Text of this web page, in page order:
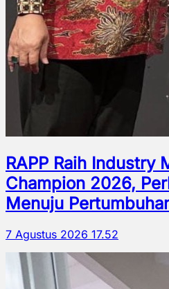
RAPP Raih Industry
Champion 2026,
Menuju
7 Agustus 2026 17.52